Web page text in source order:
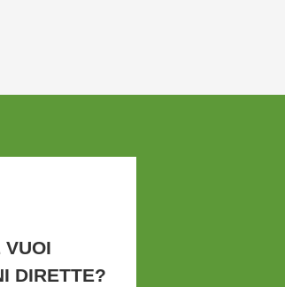
VUOI
DIRETTE?